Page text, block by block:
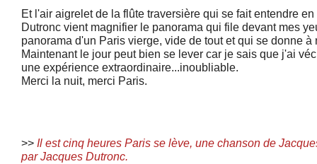
Et l'air aigrelet de la flûte traversière qui se fait entendre
Dutronc vient magnifier le panorama qui file devant mes
panorama d'un Paris vierge, vide de tout et qui se donne
Maintenant le jour peut bien se lever car je sais que j'ai
une expérience extraordinaire...inoubliable.
Merci la nuit, merci Paris.
>> Il est cinq heures Paris se lève, une chanson de
par Jacques Dutronc.